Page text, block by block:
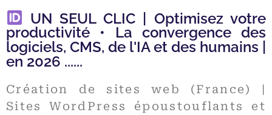
UN SEUL CLIC | Optimisez votre
productivité • La convergence des
logiciels, CMS, de l'IA et des humains |
en 2026 ......
Création de sites web (France) |
Sites WordPress époustouflants et